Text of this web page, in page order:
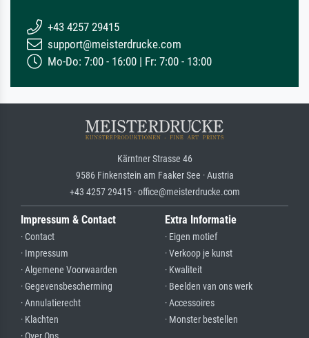
+43 4257 29415
support@meisterdrucke.com
Mo-Do: 7:00 - 16:00 | Fr: 7:00 - 13:00
Kärntner Strasse 46
9586 Finkenstein am Faaker See · Austria
+43 4257 29415 · office@meisterdrucke.com
Impressum & Contact
· Contact
· Impressum
· Algemene Voorwaarden
· Gegevensbescherming
· Annulatierecht
· Klachten
Extra Informatie
· Eigen motief
· Verkoop je kunst
· Kwaliteit
· Beelden van ons werk
· Accessoires
· Monster bestellen